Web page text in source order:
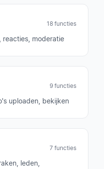
18 functies
moderatie
9 functies
uploaden, bekijken
7 functies
leden,